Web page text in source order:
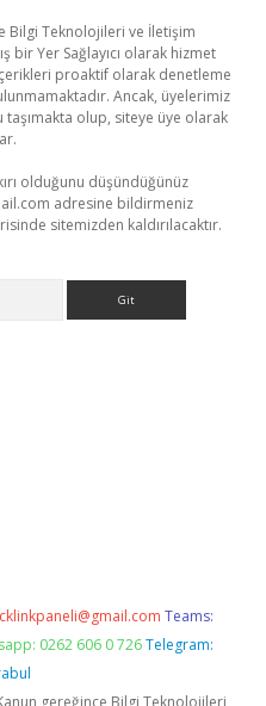
Bilgi Teknolojileri ve İletişim
bir Yer Sağlayıcı olarak hizmet
proaktif olarak denetleme
Ancak, üyelerimiz
olup, siteye üye olarak
olduğunu düşündüğünüz
adresine bildirmeniz
sitemizden kaldırılacaktır.
Teams:
0262 606 0 726 Telegram:
gereğince Bilgi Teknolojileri